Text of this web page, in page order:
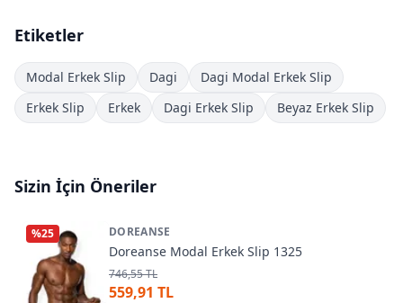
Etiketler
Modal Erkek Slip Dagi
Dagi Modal Erkek Slip
Erkek Slip
Erkek Dagi Erkek Slip Beyaz Erkek Slip
Sizin İçin Öneriler
%25 DOREANSE
Doreanse Modal Erkek Slip 1325
746,55 TL
559,91 TL